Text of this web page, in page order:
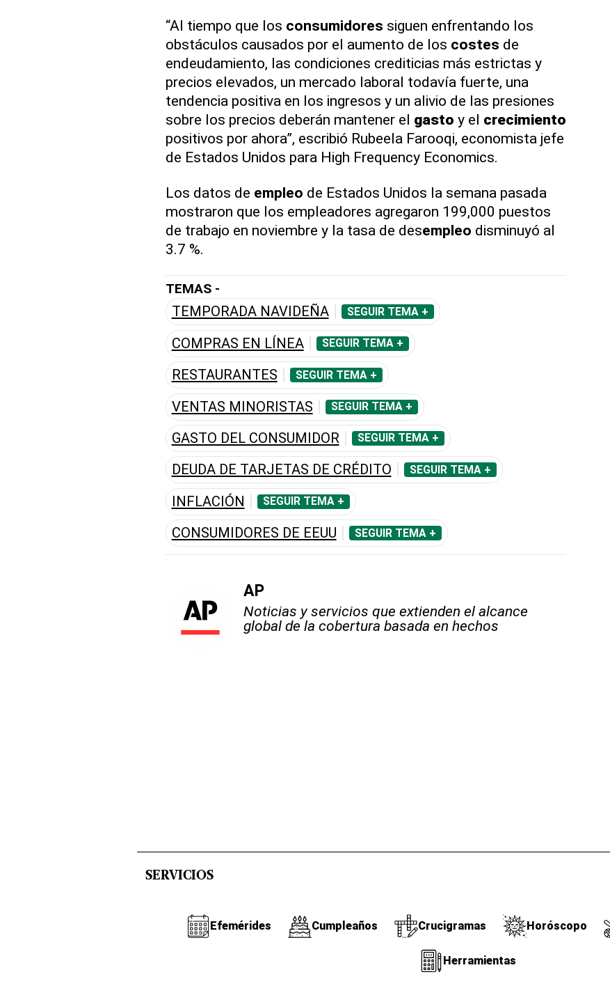
“Al tiempo que los consumidores siguen enfrentando los
obstáculos causados por el aumento de los costes de
endeudamiento, las condiciones crediticias más estrictas y
precios elevados, un mercado laboral todavía fuerte, una
tendencia positiva en los ingresos y un alivio de las presiones
sobre los precios deberán mantener el gasto y el crecimiento
positivos por ahora”, escribió Rubeela Farooqi, economista jefe
de Estados Unidos para High Frequency Economics.
Los datos de empleo de Estados Unidos la semana pasada
mostraron que los empleadores agregaron 199,000 puestos
de trabajo en noviembre y la tasa de desempleo disminuyó al
3.7 %.
TEMAS -
TEMPORADA NAVIDEÑA SEGUIR TEMA +
COMPRAS EN LÍNEA SEGUIR TEMA +
RESTAURANTES SEGUIR TEMA +
VENTAS MINORISTAS SEGUIR TEMA +
GASTO DEL CONSUMIDOR SEGUIR TEMA +
DEUDA DE TARJETAS DE CRÉDITO SEGUIR TEMA +
INFLACIÓN SEGUIR TEMA +
CONSUMIDORES DE EEUU SEGUIR TEMA +
AP
Noticias y servicios que extienden el alcance
global de la cobertura basada en hechos
SERVICIOS
Efemérides Cumpleaños Crucigramas Horóscopo
Herramientas